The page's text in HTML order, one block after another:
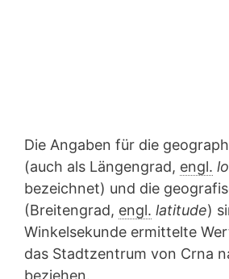
Die Angaben für die
(auch als Längengrad, engl.
bezeichnet) und die
(Breitengrad, engl. latitude)
Winkelsekunde ermittelte
das Stadtzentrum von Crna
beziehen.